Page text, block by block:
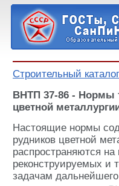
Строительный
ВНТП 37-86 - Нормы
цветной
Настоящие нормы
рудников цветной
распространяются
реконструируемых и
задачам